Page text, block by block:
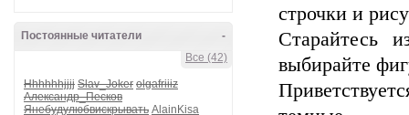
-
Постоянные читатели
Все (42)
Hhhhhhjjjj Slav_Joker olgafriiiz
Александр_Песков
Янебудулюбвискрывать AlainKisa
строчки и
Старайтесь
выбирайте